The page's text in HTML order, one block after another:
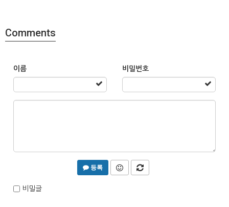
Comments
이름 비밀번호
등록
비밀글